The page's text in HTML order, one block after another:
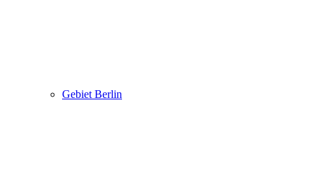
Gebiet Berlin